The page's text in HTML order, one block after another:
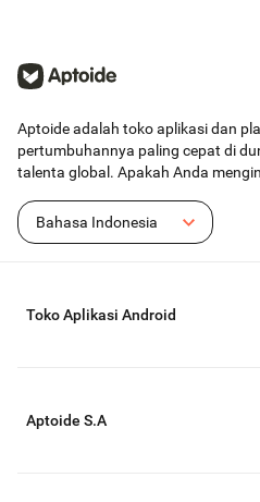
Aptoide adalah toko aplikasi dan
pertumbuhannya paling cepat di
talenta global. Apakah Anda
Bahasa Indonesia
Toko Aplikasi Android
Aptoide S.A